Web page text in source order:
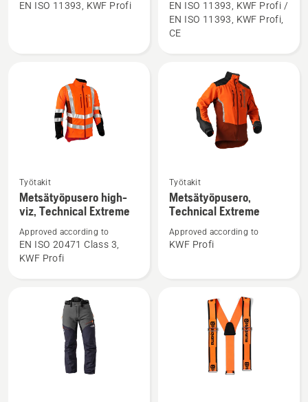
Technical
EN ISO 11393, KWF Profi
Technical
Extreme
EN ISO 11393, KWF Profi /
EN ISO 11393, KWF Profi,
CE
Katso
lisätietoja
tuotteesta
Metsätyöpusero
high-
viz,
Työtakit
Metsätyöpusero high-
viz, Technical Extreme
Approved according to
EN ISO 20471 Class 3,
KWF Profi
Katso
lisätietoja
tuotteesta
Metsätyöpusero,
Technical
Työtakit
Metsätyöpusero,
Technical Extreme
Approved according to
KWF Profi